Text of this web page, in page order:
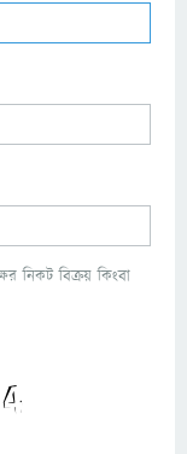
নিকট বিক্রয় কিংবা